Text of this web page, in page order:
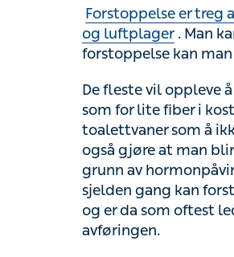
De fleste vil oppleve å
lite fiber i kosten, for
på do når man kjenner
og gravide plages
dårligere plass til
alvorlige tilstander
slapphet, vekttap og
Forstoppelse
mosjon), samt